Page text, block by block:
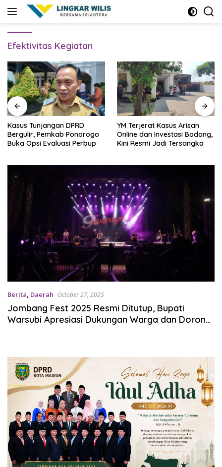
Efektivitas Kegiatan
Kasus Tunjangan DPRD
Bergulir, Pemkab Ponorogo
Buka Opsi Evaluasi Perbup
YM Terjerat Kasus Arisan
Online dan Investasi Bodong,
Kini Resmi Jadi Tersangka
Berita, Daerah October 27, 2025
Jombang Fest 2025 Resmi Ditutup, Bupati
Warsubi Apresiasi Dukungan Warga dan Dorong